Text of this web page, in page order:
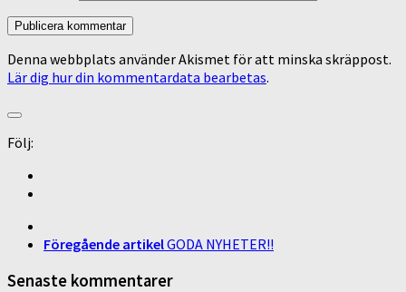
Denna webbplats använder Akismet för att minska skräppost.
Lär dig hur din kommentardata bearbetas.
Följ:
Föregående artikelGODA NYHETER!!
Senaste kommentarer